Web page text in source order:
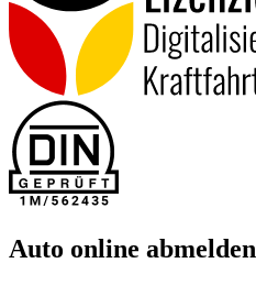
Auto online abmelden